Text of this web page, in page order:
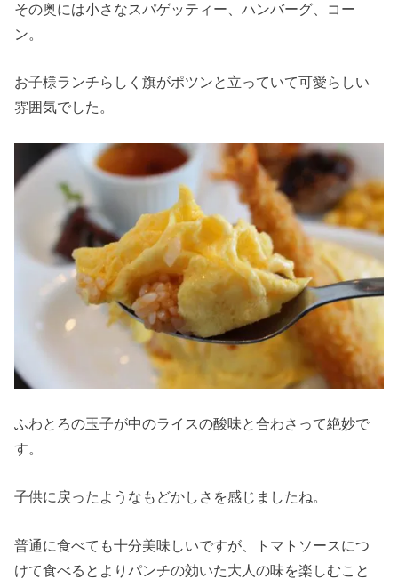
その奥には小さなスパゲッティー、ハンバーグ、コー
ン。
お子様ランチらしく旗がポツンと立っていて可愛らしい
雰囲気でした。
ふわとろの玉子が中のライスの酸味と合わさって絶妙で
す。
子供に戻ったようなもどかしさを感じましたね。
普通に食べても十分美味しいですが、トマトソースにつ
けて食べるとよりパンチの効いた大人の味を楽しむこと